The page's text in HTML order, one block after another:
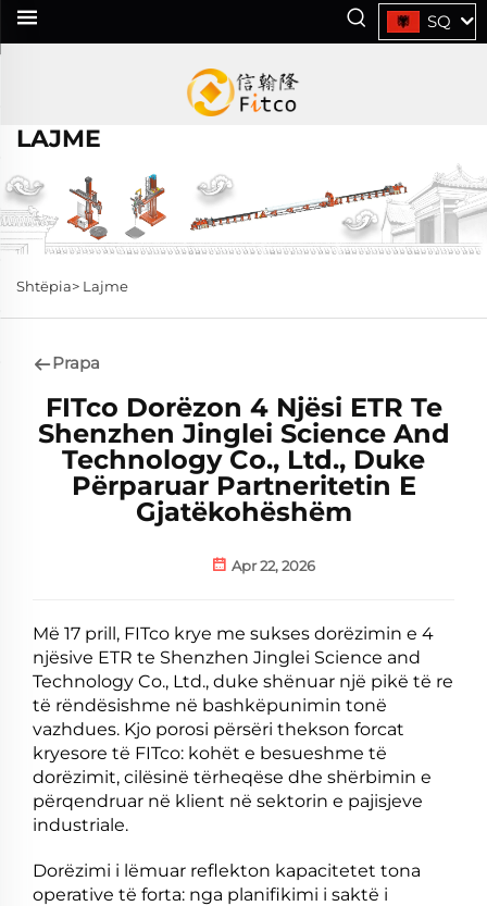
SQ
LAJME
Shtëpia> Lajme
Prapa
FITco Dorëzon 4 Njësi ETR Te
Shenzhen Jinglei Science And
Technology Co., Ltd., Duke
Përparuar Partneritetin E
Gjatëkohëshëm
Apr 22, 2026
Më 17 prill, FITco krye me sukses dorëzimin e 4
njësive ETR te Shenzhen Jinglei Science and
Technology Co., Ltd., duke shënuar një pikë të re
të rëndësishme në bashkëpunimin tonë
vazhdues. Kjo porosi përsëri thekson forcat
kryesore të FITco: kohët e besueshme të
dorëzimit, cilësinë tërheqëse dhe shërbimin e
përqendruar në klient në sektorin e pajisjeve
industriale.
Dorëzimi i lëmuar reflekton kapacitetet tona
operative të forta: nga planifikimi i saktë i